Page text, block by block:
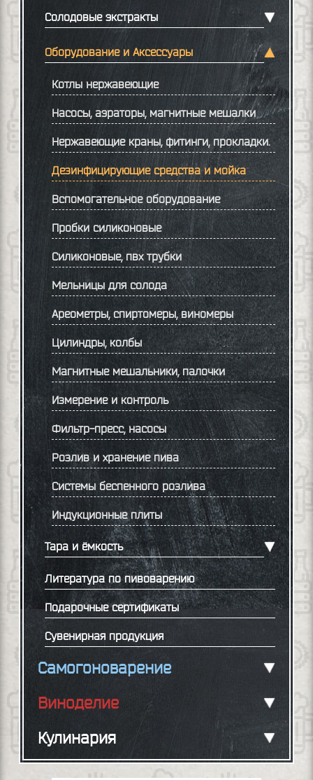
Солодовые экстракты
Оборудование и Аксессуары
Котлы нержавеющие
Насосы, аэраторы, магнитные мешалки
Нержавеющие краны, фитинги, прокладки.
Дезинфицирующие средства и мойка
Вспомогательное оборудование
Пробки силиконовые
Силиконовые, пвх трубки
Мельницы для солода
Ареометры, спиртомеры, виномеры
Цилиндры, колбы
Магнитные мешальники, палочки
Измерение и контроль
Фильтр-пресс, насосы
Розлив и хранение пива
Системы беспенного розлива
Индукционные плиты
Тара и ёмкость
Литература по пивоварению
Подарочные сертификаты
Сувенирная продукция
Самогоноварение
Виноделие
Кулинария